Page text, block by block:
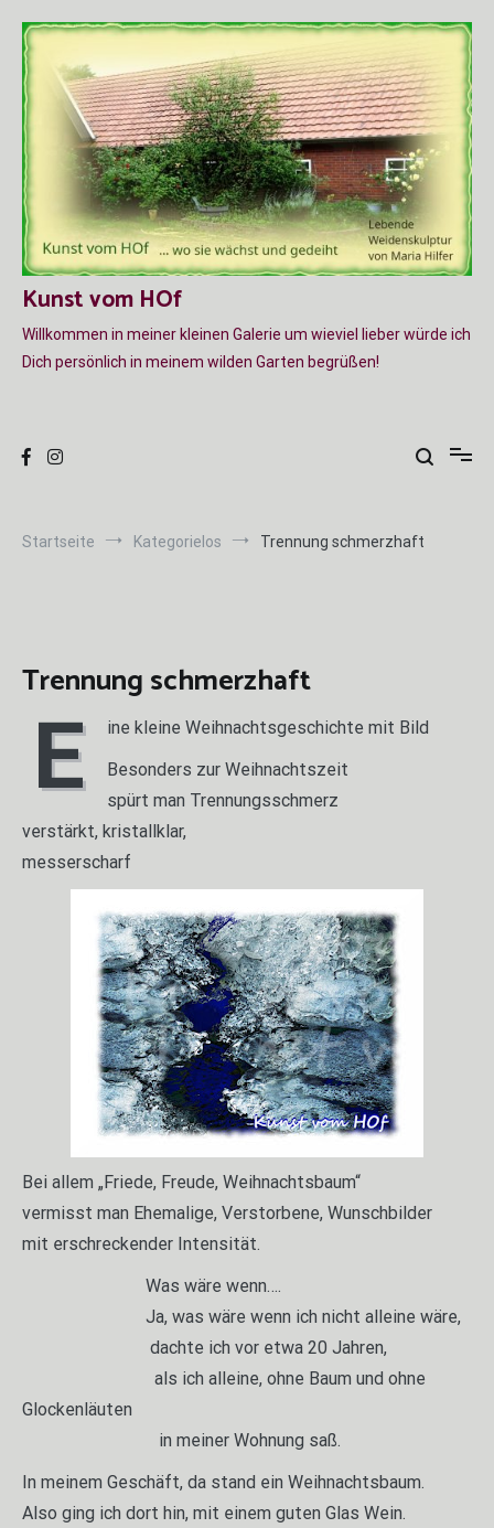
Inhalt
springen
Kunst vom HOf
Willkommen in meiner kleinen Galerie um wieviel lieber würde ich
Dich persönlich in meinem wilden Garten begrüßen!
Startseite Kategorielos Trennung schmerzhaft
Trennung schmerzhaft
E
ine kleine Weihnachtsgeschichte mit Bild
Besonders zur Weihnachtszeit
spürt man Trennungsschmerz
verstärkt, kristallklar,
messerscharf
Bei allem „Friede, Freude, Weihnachtsbaum“
vermisst man Ehemalige, Verstorbene, Wunschbilder
mit erschreckender Intensität.
Was wäre wenn….
Ja, was wäre wenn ich nicht alleine wäre,
dachte ich vor etwa 20 Jahren,
als ich alleine, ohne Baum und ohne
Glockenläuten
in meiner Wohnung saß.
In meinem Geschäft, da stand ein Weihnachtsbaum.
Also ging ich dort hin, mit einem guten Glas Wein.